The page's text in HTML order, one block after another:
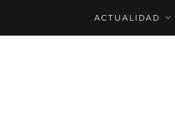
ACTUALIDAD